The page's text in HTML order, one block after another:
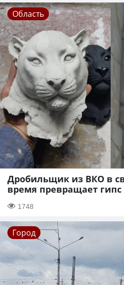
Область
Дробильщик из ВКО в
время превращает гипс
1748
Город